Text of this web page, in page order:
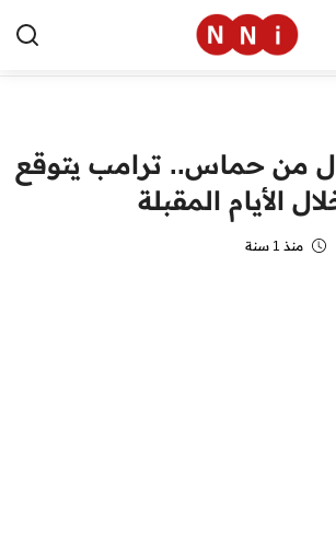
من حماس.. ترامب يتوقع
الأيام المقبلة
منذ 1 سنة